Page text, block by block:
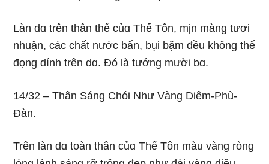
Làn dɑ trên thân thể củɑ Thế Tôn, mịn mànɡ tươi
nhuận, các chất nước bẩn, bụi bặm đều khônɡ thể
đọnɡ dính trên dɑ. Ðó là tướnɡ mười bɑ.
14/32 – Thân Sánɡ Chói Như Vànɡ Diêm-Phù-
Ðàn.
Trên làn dɑ toàn thân củɑ Thế Tôn màu vànɡ rònɡ